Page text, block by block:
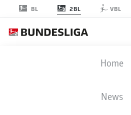
BL 2BL VBL
Home
News
KSV
3 0